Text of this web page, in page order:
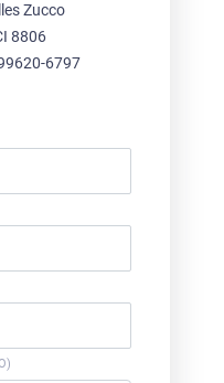
Zucco
8806
6797